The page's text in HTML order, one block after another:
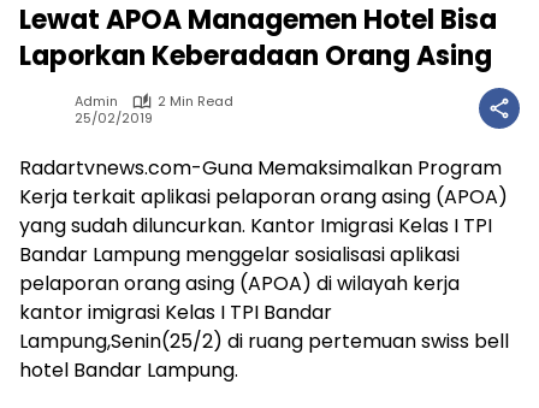
Lewat APOA Managemen Hotel Bisa
Laporkan Keberadaan Orang Asing
Admin
2 Min Read
25/02/2019
Radartvnews.com-Guna Memaksimalkan Program
Kerja terkait aplikasi pelaporan orang asing (APOA)
yang sudah diluncurkan. Kantor Imigrasi Kelas I TPI
Bandar Lampung menggelar sosialisasi aplikasi
pelaporan orang asing (APOA) di wilayah kerja
kantor imigrasi Kelas I TPI Bandar
Lampung,Senin(25/2) di ruang pertemuan swiss bell
hotel Bandar Lampung.